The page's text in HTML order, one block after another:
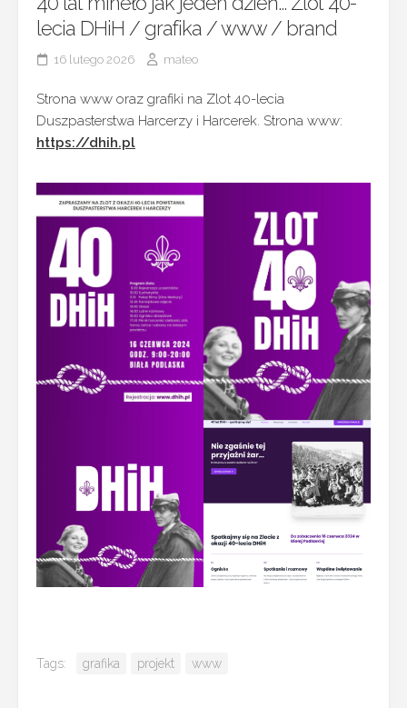
lecia DHiH / grafika / www / brand
16 lutego 2026 mateo
Strona www oraz grafiki na Zlot 40-lecia
Duszpasterstwa Harcerzy i Harcerek. Strona www:
https://dhih.pl
Tags: grafika projekt www